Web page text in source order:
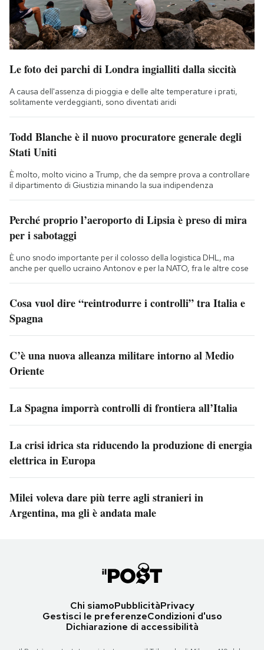
Le foto dei parchi di Londra ingialliti dalla siccità
A causa dell'assenza di pioggia e delle alte temperature i prati,
solitamente verdeggianti, sono diventati aridi
Todd Blanche è il nuovo procuratore generale degli
Stati Uniti
È molto, molto vicino a Trump, che da sempre prova a controllare
il dipartimento di Giustizia minando la sua indipendenza
Perché proprio l’aeroporto di Lipsia è preso di mira
per i sabotaggi
È uno snodo importante per il colosso della logistica DHL, ma
anche per quello ucraino Antonov e per la NATO, fra le altre cose
Cosa vuol dire “reintrodurre i controlli” tra Italia e
Spagna
C’è una nuova alleanza militare intorno al Medio
Oriente
La Spagna imporrà controlli di frontiera all’Italia
La crisi idrica sta riducendo la produzione di energia
elettrica in Europa
Milei voleva dare più terre agli stranieri in
Argentina, ma gli è andata male
Chi siamoPubblicitàPrivacy
Gestisci le preferenzeCondizioni d'uso
Dichiarazione di accessibilità